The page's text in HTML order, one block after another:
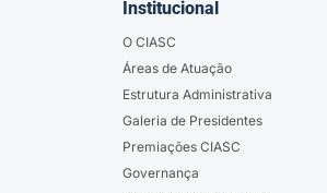
Institucional
O CIASC
Áreas de Atuação
Estrutura Administrativa
Galeria de Presidentes
Premiações CIASC
Governança